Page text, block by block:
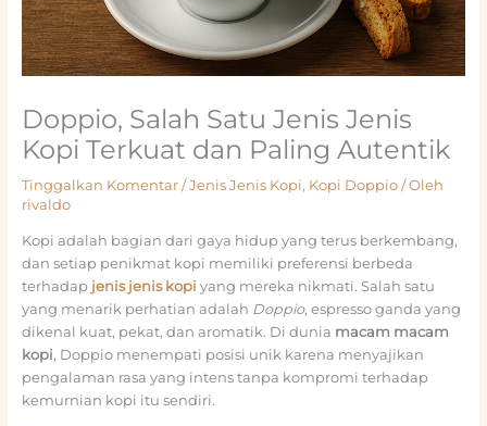
Doppio, Salah Satu Jenis Jenis
Kopi Terkuat dan Paling Autentik
Tinggalkan Komentar /Jenis Jenis Kopi, Kopi Doppio/ Oleh
rivaldo
Kopi adalah bagian dari gaya hidup yang terus berkembang,
dan setiap penikmat kopi memiliki preferensi berbeda
terhadap jenis jenis kopi yang mereka nikmati. Salah satu
yang menarik perhatian adalah Doppio, espresso ganda yang
dikenal kuat, pekat, dan aromatik. Di dunia macam macam
kopi, Doppio menempati posisi unik karena menyajikan
pengalaman rasa yang intens tanpa kompromi terhadap
kemurnian kopi itu sendiri.